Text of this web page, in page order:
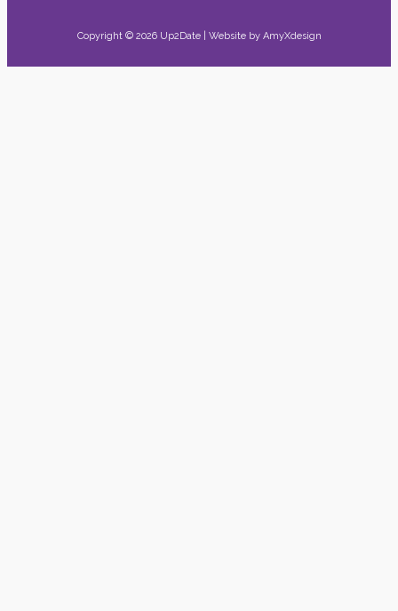
Copyright © 2026 Up2Date | Website by AmyXdesign